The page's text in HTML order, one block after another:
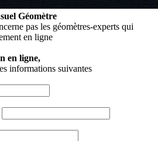
Géomètre
pas les géomètres-experts qui
en ligne
en ligne,
informations suivantes